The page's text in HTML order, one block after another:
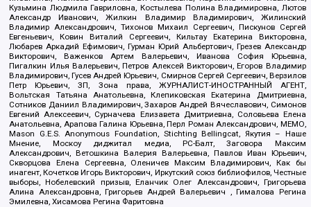
Кузьмина Людмила Гавриловна, Костылева Полина Владимировна, Лютов
Александр Иванович, Жилкин Владимир Владимирович, Жилинский
Владимир Александрович, Тихонов Михаил Сергеевич, Пискунов Сергей
Евгеньевич, Ковин Виталий Сергеевич, Кильтау Екатерина Викторовна,
Любарев Аркадий Ефимович, Гурман Юрий Альбертович, Грезев Александр
Викторович, Важенков Артем Валерьевич, Иванова София Юрьевна,
Пигалкин Илья Валерьевич, Петров Алексей Викторович, Егоров Владимир
Владимирович, Гусев Андрей Юрьевич, Смирнов Сергей Сергеевич, Верзилов
Петр Юрьевич, ЗП, Зона права, ЖУРНАЛИСТ-ИНОСТРАННЫЙ АГЕНТ,
Вольтская Татьяна Анатольевна, Клепиковская Екатерина Дмитриевна,
Сотников Даниил Владимирович, Захаров Андрей Вячеславович, Симонов
Евгений Алексеевич, Сурначева Елизавета Дмитриевна, Соловьева Елена
Анатольевна, Арапова Галина Юрьевна, Перл Роман Александрович, МЕМО,
Mason G.E.S. Anonymous Foundation, Stichting Bellingcat, Якутия – Наше
Мнение, Москоу диджитал медиа, РС-Балт, Заговора Максим
Александрович, Ветошкина Валерия Валерьевна, Павлов Иван Юрьевич,
Скворцова Елена Сергеевна, Оленичев Максим Владимирович, Как бы
инагент, Кочетков Игорь Викторович, Иркутский союз библиофилов, Честные
выборы, Нобелевский призыв, Еланчик Олег Александрович, Григорьева
Алина Александровна, Григорьев Андрей Валерьевич , Гималова Регина
Эмилевна, Хисамова Регина Фаритовна